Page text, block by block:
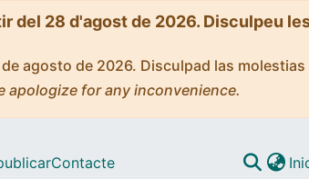
del 28 d'agost de 2026. Disculpeu
agosto de 2026. Disculpad las molestias
apologize for any inconvenience.
Contacte